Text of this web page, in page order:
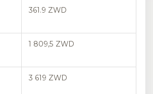
361.9 ZWD
1 809,5 ZWD
3 619 ZWD